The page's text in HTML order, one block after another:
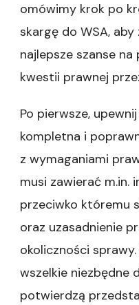
omówimy krok po
skargę do WSA,
najlepsze szanse
kwestii prawnej
Po pierwsze,
kompletna i
z wymaganiami
musi zawierać m.in.
przeciwko któremu
oraz uzasadnienie
okoliczności
wszelkie niezbędne
potwierdzą